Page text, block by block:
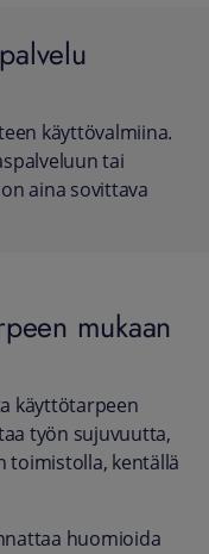
käyttövalmiina.
tai
aina sovittava
mukaan
käyttötarpeen
työn sujuvuutta,
toimistolla, kentällä
huomioida